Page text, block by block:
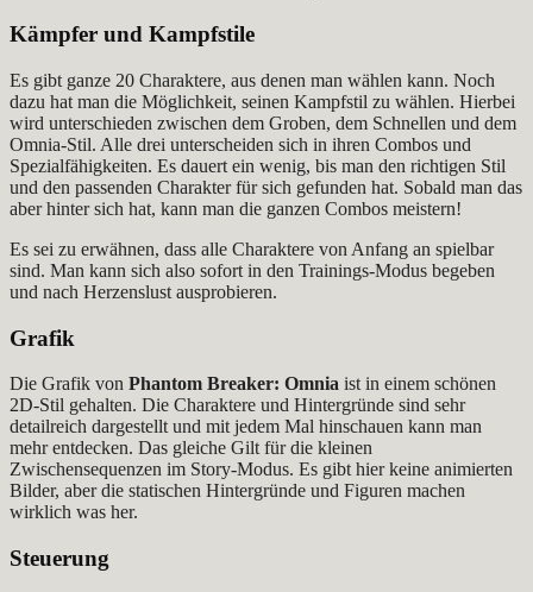
Kämpfer und Kampfstile
Es gibt ganze 20 Charaktere, aus denen man wählen kann. Noch
dazu hat man die Möglichkeit, seinen Kampfstil zu wählen. Hierbei
wird unterschieden zwischen dem Groben, dem Schnellen und dem
Omnia-Stil. Alle drei unterscheiden sich in ihren Combos und
Spezialfähigkeiten. Es dauert ein wenig, bis man den richtigen Stil
und den passenden Charakter für sich gefunden hat. Sobald man das
aber hinter sich hat, kann man die ganzen Combos meistern!
Es sei zu erwähnen, dass alle Charaktere von Anfang an spielbar
sind. Man kann sich also sofort in den Trainings-Modus begeben
und nach Herzenslust ausprobieren.
Grafik
Die Grafik von Phantom Breaker: Omnia ist in einem schönen
2D-Stil gehalten. Die Charaktere und Hintergründe sind sehr
detailreich dargestellt und mit jedem Mal hinschauen kann man
mehr entdecken. Das gleiche Gilt für die kleinen
Zwischensequenzen im Story-Modus. Es gibt hier keine animierten
Bilder, aber die statischen Hintergründe und Figuren machen
wirklich was her.
Steuerung